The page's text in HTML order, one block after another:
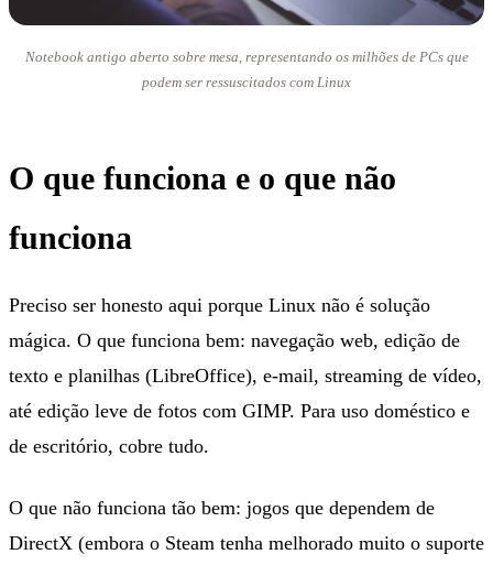
Notebook antigo aberto sobre mesa, representando os milhões de PCs que
podem ser ressuscitados com Linux
O que funciona e o que não
funciona
Preciso ser honesto aqui porque Linux não é solução
mágica. O que funciona bem: navegação web, edição de
texto e planilhas (LibreOffice), e-mail, streaming de vídeo,
até edição leve de fotos com GIMP. Para uso doméstico e
de escritório, cobre tudo.
O que não funciona tão bem: jogos que dependem de
DirectX (embora o Steam tenha melhorado muito o suporte